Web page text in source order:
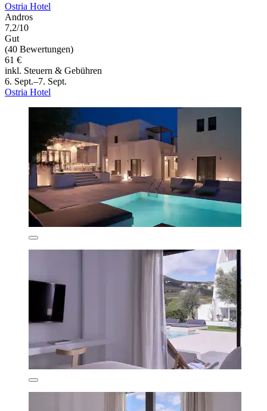
Ostria Hotel
Andros
7,2/10
Gut
(40 Bewertungen)
61 €
inkl. Steuern & Gebühren
6. Sept.–7. Sept.
Ostria Hotel